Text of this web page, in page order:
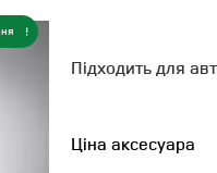
Підходить для
Ціна аксесуара